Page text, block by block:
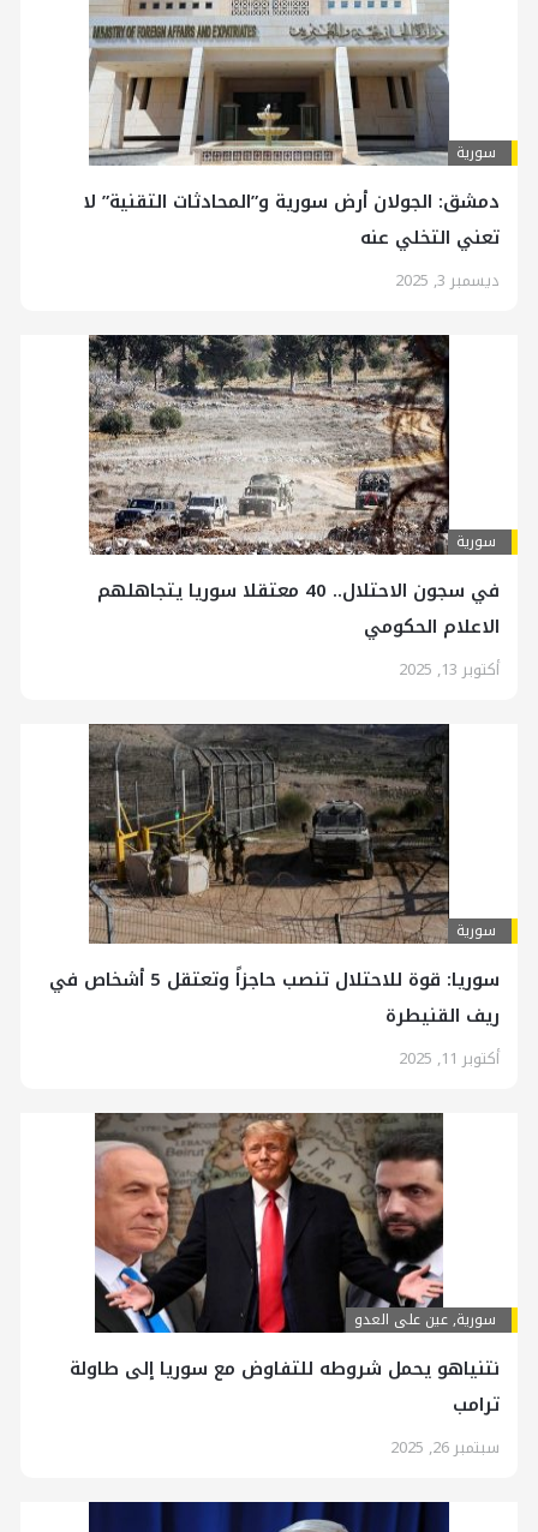
سورية
دمشق: الجولان أرض سورية و”المحادثات التقنية” لا
تعني التخلي عنه
ديسمبر 3, 2025
سورية
في سجون الاحتلال.. 40 معتقلا سوريا يتجاهلهم
الاعلام الحكومي
أكتوبر 13, 2025
سورية
سوريا: قوة للاحتلال تنصب حاجزاً وتعتقل 5 أشخاص في
ريف القنيطرة
أكتوبر 11, 2025
سورية,عين على العدو
نتنياهو يحمل شروطه للتفاوض مع سوريا إلى طاولة
ترامب
سبتمبر 26, 2025